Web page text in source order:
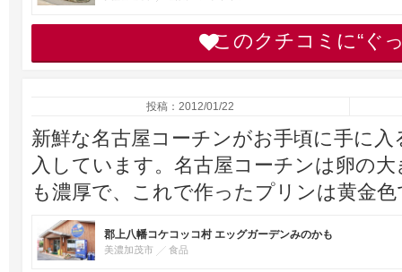
このクチコミに“ぐ
投稿：2012/01/22
新鮮な名古屋コーチンがお手頃に手に
入しています。名古屋コーチンは卵の
も濃厚で、これで作ったプリンは黄金
郡上八幡コケコッコ村 エッグガーデンみのかも
美濃加茂市 食品